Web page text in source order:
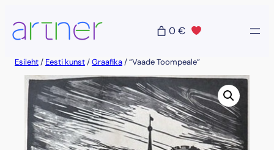
sisu
juurde
0 €
Esileht/ Eesti kunst/Graafika/ “Vaade Toompeale”